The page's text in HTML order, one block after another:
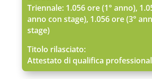
Triennale: 1.056 ore (1° anno),
anno con stage), 1.056 ore (3°
stage)
Titolo rilasciato:
Attestato di qualifica